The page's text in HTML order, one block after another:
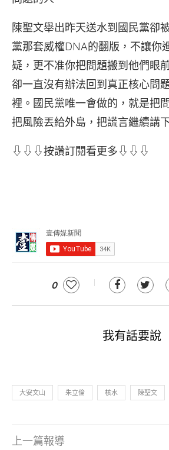
陳聖文舉出昨天送水到國民黨卻
黨那套威權DNA的翻版，不讓你
疑，更不准你把問題搬到他們眼
卻一直沒有辦法回到真正核心問
裡。國民黨唯一會做的，就是把
把風險丟給外島，把謊言繼續講
⇩⇩⇩按讚訂閱看更多⇩⇩⇩
0
我有話要說
大安文山 朱立倫 核水 陳聖文
上一篇報導